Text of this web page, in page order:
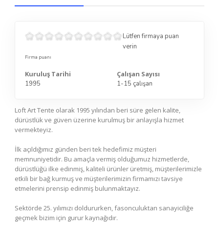
Lütfen firmaya puan
verin
Firma puanı
Kuruluş Tarihi
1995
Çalışan Sayısı
1-15 çalışan
Loft Art Tente olarak 1995 yılından beri süre gelen kalite,
dürüstlük ve güven üzerine kurulmuş bir anlayışla hizmet
vermekteyiz.
İlk açıldığımız günden beri tek hedefimiz müşteri
memnuniyetidir. Bu amaçla vermiş olduğumuz hizmetlerde,
dürüstlüğü ilke edinmiş, kaliteli ürünler üretmiş, müşterilerimizle
etkili bir bağ kurmuş ve müşterilerimizin firmamızı tavsiye
etmelerini prensip edinmiş bulunmaktayız.
Sektörde 25. yılımızı doldururken, fasonculuktan sanayiciliğe
geçmek bizim için gurur kaynağıdır.